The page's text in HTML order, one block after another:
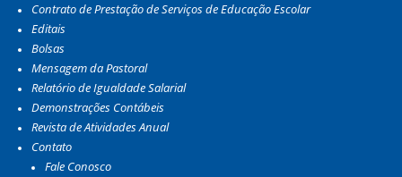
Contrato de Prestação de Serviços de Educação Escolar
Editais
Bolsas
Mensagem da Pastoral
Relatório de Igualdade Salarial
Demonstrações Contábeis
Revista de Atividades Anual
Contato
Fale Conosco